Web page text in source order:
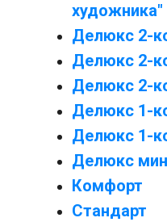
художника"
Делюкс 2-
Делюкс 2-
Делюкс 2-
Делюкс 1-
Делюкс 1-
Делюкс
Комфорт
Стандарт